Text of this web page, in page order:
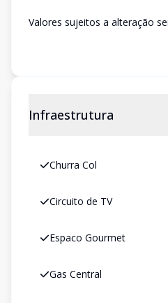
Valores sujeitos a alteração
Infraestrutura
Churra Col
Circuito de TV
Espaco Gourmet
Gas Central